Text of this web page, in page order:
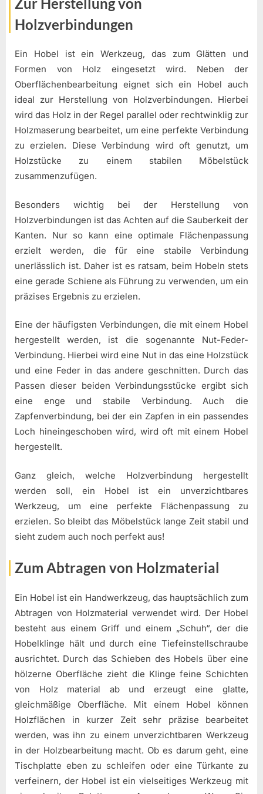
Holzverbindungen
Ein Hobel ist ein Werkzeug, das zum Glätten und
Formen von Holz eingesetzt wird. Neben der
Oberflächenbearbeitung eignet sich ein Hobel auch
ideal zur Herstellung von Holzverbindungen. Hierbei
wird das Holz in der Regel parallel oder rechtwinklig zur
Holzmaserung bearbeitet, um eine perfekte Verbindung
zu erzielen. Diese Verbindung wird oft genutzt, um
Holzstücke zu einem stabilen Möbelstück
zusammenzufügen.
Besonders wichtig bei der Herstellung von
Holzverbindungen ist das Achten auf die Sauberkeit der
Kanten. Nur so kann eine optimale Flächenpassung
erzielt werden, die für eine stabile Verbindung
unerlässlich ist. Daher ist es ratsam, beim Hobeln stets
eine gerade Schiene als Führung zu verwenden, um ein
präzises Ergebnis zu erzielen.
Eine der häufigsten Verbindungen, die mit einem Hobel
hergestellt werden, ist die sogenannte Nut-Feder-
Verbindung. Hierbei wird eine Nut in das eine Holzstück
und eine Feder in das andere geschnitten. Durch das
Passen dieser beiden Verbindungsstücke ergibt sich
eine enge und stabile Verbindung. Auch die
Zapfenverbindung, bei der ein Zapfen in ein passendes
Loch hineingeschoben wird, wird oft mit einem Hobel
hergestellt.
Ganz gleich, welche Holzverbindung hergestellt
werden soll, ein Hobel ist ein unverzichtbares
Werkzeug, um eine perfekte Flächenpassung zu
erzielen. So bleibt das Möbelstück lange Zeit stabil und
sieht zudem auch noch perfekt aus!
Zum Abtragen von Holzmaterial
Ein Hobel ist ein Handwerkzeug, das hauptsächlich zum
Abtragen von Holzmaterial verwendet wird. Der Hobel
besteht aus einem Griff und einem „Schuh“, der die
Hobelklinge hält und durch eine Tiefeinstellschraube
ausrichtet. Durch das Schieben des Hobels über eine
hölzerne Oberfläche zieht die Klinge feine Schichten
von Holz material ab und erzeugt eine glatte,
gleichmäßige Oberfläche. Mit einem Hobel können
Holzflächen in kurzer Zeit sehr präzise bearbeitet
werden, was ihn zu einem unverzichtbaren Werkzeug
in der Holzbearbeitung macht. Ob es darum geht, eine
Tischplatte eben zu schleifen oder eine Türkante zu
verfeinern, der Hobel ist ein vielseitiges Werkzeug mit